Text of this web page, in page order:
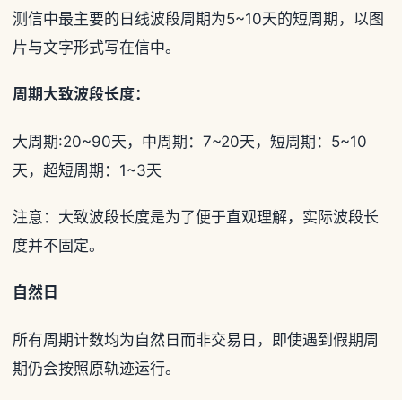
测信中最主要的日线波段周期为5~10天的短周期，以图
片与文字形式写在信中。
周期大致波段长度：
大周期:20~90天，中周期：7~20天，短周期：5~10
天，超短周期：1~3天
注意：大致波段长度是为了便于直观理解，实际波段长
度并不固定。
自然日
所有周期计数均为自然日而非交易日，即使遇到假期周
期仍会按照原轨迹运行。